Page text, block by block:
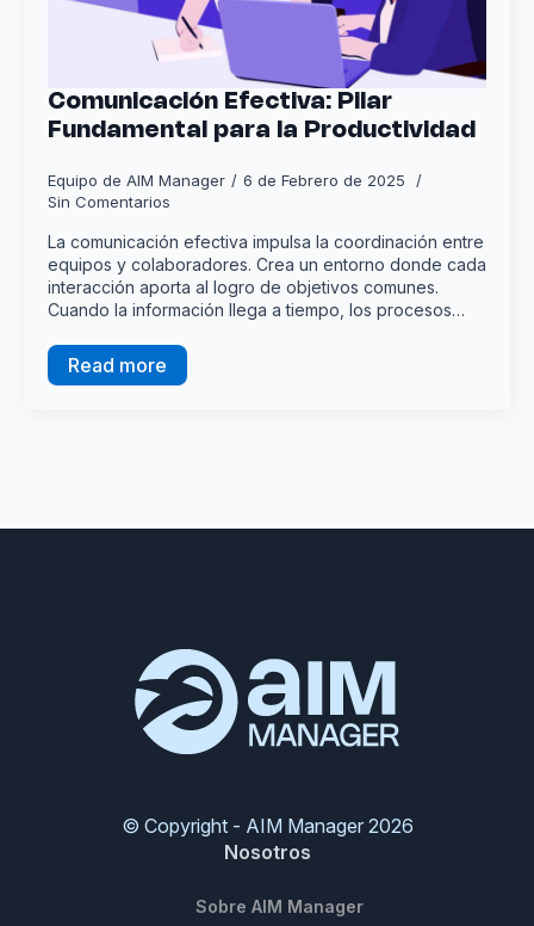
Comunicación Efectiva: Pilar
Fundamental para la Productividad
Equipo de AIM Manager
6 de Febrero de 2025
Sin Comentarios
La comunicación efectiva impulsa la coordinación entre
equipos y colaboradores. Crea un entorno donde cada
interacción aporta al logro de objetivos comunes.
Cuando la información llega a tiempo, los procesos…
Read more
© Copyright - AIM Manager 2026
Nosotros
Sobre AIM Manager